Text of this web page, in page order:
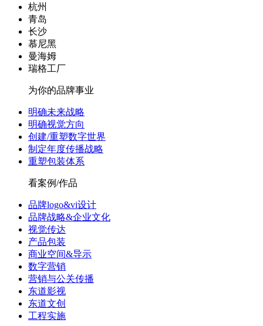
杭州
青岛
长沙
慕尼黑
曼海姆
瑞格工厂
为你的品牌事业
明确未来战略
明确视觉方向
创建/重塑数字世界
制定年度传播战略
重塑包装体系
看案例/作品
品牌logo&vi设计
品牌战略&企业文化
视觉传达
产品包装
商业空间&导示
数字营销
营销与公关传播
东道影视
东道文创
工程实施